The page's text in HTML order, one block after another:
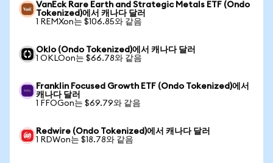
VanEck Rare Earth and Strategic Metals ETF (Ondo
Tokenized)에서 캐나다 달러
1 REMXon는 $106.85와 같음
Oklo (Ondo Tokenized)에서 캐나다 달러
1 OKLOon는 $66.78와 같음
Franklin Focused Growth ETF (Ondo Tokenized)에서
캐나다 달러
1 FFOGon는 $69.79와 같음
Redwire (Ondo Tokenized)에서 캐나다 달러
1 RDWon는 $18.78와 같음